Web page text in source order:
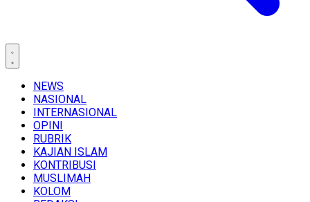
NEWS
NASIONAL
INTERNASIONAL
OPINI
RUBRIK
KAJIAN ISLAM
KONTRIBUSI
MUSLIMAH
KOLOM